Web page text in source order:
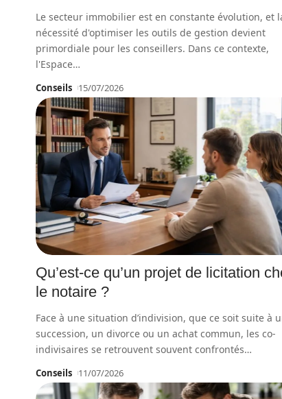
Le secteur immobilier est en constante évolution, et
nécessité d'optimiser les outils de gestion devient
primordiale pour les conseillers. Dans ce contexte,
l'Espace…
Conseils 15/07/2026
Qu’est-ce qu’un projet de licitation
le notaire ?
Face à une situation d’indivision, que ce soit suite à
succession, un divorce ou un achat commun, les co-
indivisaires se retrouvent souvent confrontés…
Conseils 11/07/2026